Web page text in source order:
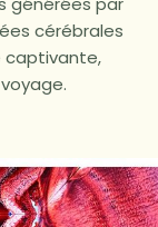
cérébrales
captivante,